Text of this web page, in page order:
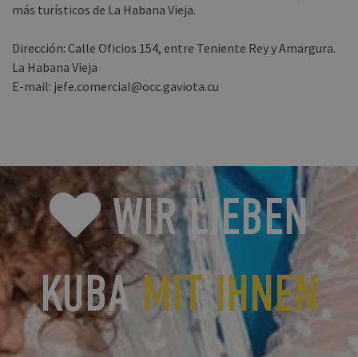
más turísticos de La Habana Vieja.
Dirección: Calle Oficios 154, entre Teniente Rey y Amargura.
La Habana Vieja
E-mail: jefe.comercial@occ.gaviota.cu
WIR LIEBEN
KUBAMIT IHNEN